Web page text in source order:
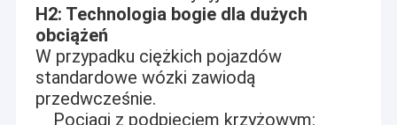
H2: Technologia bogie dla dużych
obciążeń
W przypadku ciężkich pojazdów
standardowe wózki zawiodą
przedwcześnie.
Pociągi z podpięciem krzyżowym: